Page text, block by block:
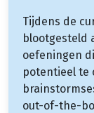
Tijdens de
blootgesteld
oefeningen
potentieel te
out-of-the-